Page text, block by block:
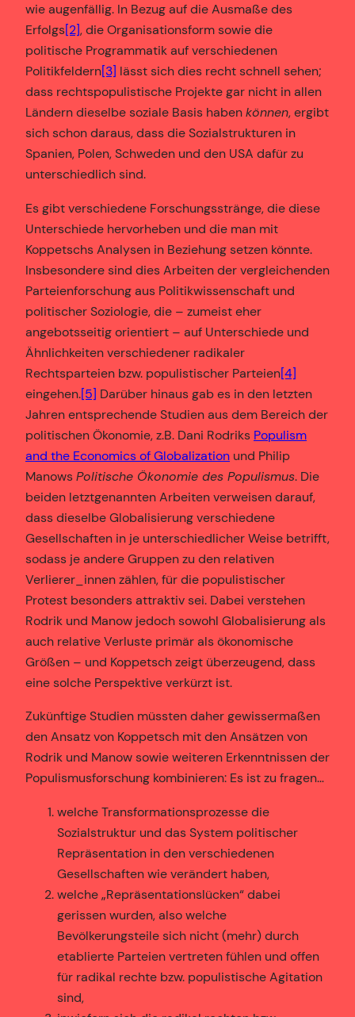
wie augenfällig. In Bezug auf die Ausmaße des
Erfolgs[2], die Organisationsform sowie die
politische Programmatik auf verschiedenen
Politikfeldern[3] lässt sich dies recht schnell sehen;
dass rechtspopulistische Projekte gar nicht in allen
Ländern dieselbe soziale Basis habenkönnen, ergibt
sich schon daraus, dass die Sozialstrukturen in
Spanien, Polen, Schweden und den USA dafür zu
unterschiedlich sind.
Es gibt verschiedene Forschungsstränge, die diese
Unterschiede hervorheben und die man mit
Koppetschs Analysen in Beziehung setzen könnte.
Insbesondere sind dies Arbeiten der vergleichenden
Parteienforschung aus Politikwissenschaft und
politischer Soziologie, die – zumeist eher
angebotsseitig orientiert – auf Unterschiede und
Ähnlichkeiten verschiedener radikaler
Rechtsparteien bzw. populistischer Parteien[4]
eingehen.[5] Darüber hinaus gab es in den letzten
Jahren entsprechende Studien aus dem Bereich der
politischen Ökonomie, z.B. Dani Rodriks Populism
and the Economics of Globalization und Philip
ManowsPolitische Ökonomie des Populismus. Die
beiden letztgenannten Arbeiten verweisen darauf,
dass dieselbe Globalisierung verschiedene
Gesellschaften in je unterschiedlicher Weise betrifft,
sodass je andere Gruppen zu den relativen
Verlierer_innen zählen, für die populistischer
Protest besonders attraktiv sei. Dabei verstehen
Rodrik und Manow jedoch sowohl Globalisierung als
auch relative Verluste primär als ökonomische
Größen – und Koppetsch zeigt überzeugend, dass
eine solche Perspektive verkürzt ist.
Zukünftige Studien müssten daher gewissermaßen
den Ansatz von Koppetsch mit den Ansätzen von
Rodrik und Manow sowie weiteren Erkenntnissen der
Populismusforschung kombinieren: Es ist zu fragen…
welche Transformationsprozesse die
Sozialstruktur und das System politischer
Repräsentation in den verschiedenen
Gesellschaften wie verändert haben,
welche „Repräsentationslücken“ dabei
gerissen wurden, also welche
Bevölkerungsteile sich nicht (mehr) durch
etablierte Parteien vertreten fühlen und offen
für radikal rechte bzw. populistische Agitation
sind,